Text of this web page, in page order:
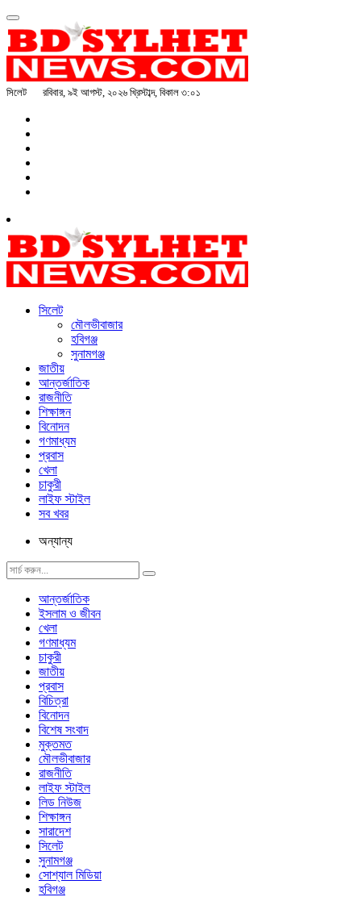
সিলেট রবিবার, ৯ই আগস্ট, ২০২৬ খ্রিস্টাব্দ, বিকাল ৩:০১
সিলেট
মৌলভীবাজার
হবিগঞ্জ
সুনামগঞ্জ
জাতীয়
আন্তর্জাতিক
রাজনীতি
শিক্ষাঙ্গন
বিনোদন
গণমাধ্যম
প্রবাস
খেলা
চাকুরী
লাইফ স্টাইল
সব খবর
অন্যান্য
আন্তর্জাতিক
ইসলাম ও জীবন
খেলা
গণমাধ্যম
চাকুরী
জাতীয়
প্রবাস
বিচিত্রা
বিনোদন
বিশেষ সংবাদ
মুক্তমত
মৌলভীবাজার
রাজনীতি
লাইফ স্টাইল
লিড নিউজ
শিক্ষাঙ্গন
সারাদেশ
সিলেট
সুনামগঞ্জ
সোশ্যাল মিডিয়া
হবিগঞ্জ